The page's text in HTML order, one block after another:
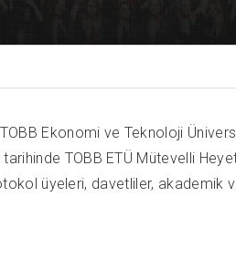
Ekonomi ve Teknoloji
TOBB ETÜ Mütevelli
üyeleri, davetliler, akademik